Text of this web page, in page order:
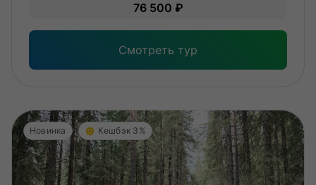
76 500 ₽
Смотреть тур
Новинка Кешбэк 3%